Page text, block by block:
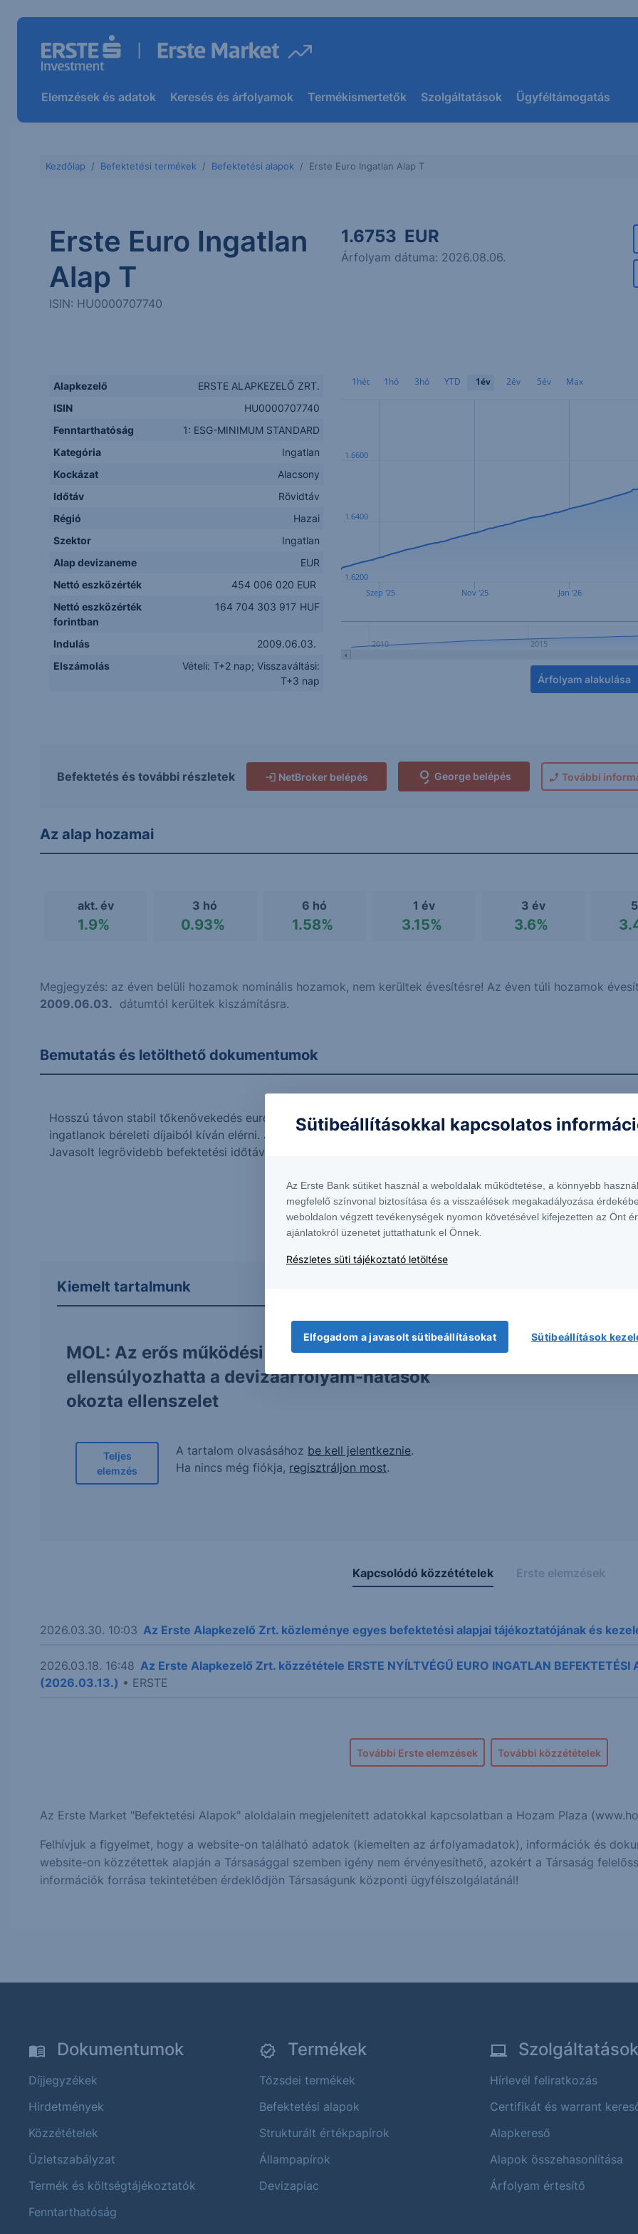
Elemzések és adatok Keresés és árfolyamok Termékismertetők Szolgáltatások Ügyféltámogatás
Kezdőlap Befektetési termékek Befektetési alapok Erste Euro Ingatlan Alap T
Erste Euro Ingatlan
Alap T
ISIN: HU0000707740
1.6753 EUR
Árfolyam dátuma: 2026.08.06.
Alapkezelő
ERSTE ALAPKEZELŐ ZRT.
ISIN
HU0000707740
Fenntarthatóság
1: ESG-MINIMUM STANDARD
Kategória
Ingatlan
Kockázat
Alacsony
Időtáv
Rövidtáv
Régió
Hazai
Szektor
Ingatlan
Alap devizaneme
EUR
Nettó eszközérték
454 006 020 EUR
Nettó eszközérték
forintban
164 704 303 917 HUF
Indulás
2009.06.03.
Elszámolás
Vételi: T+2 nap; Visszaváltási:
T+3 nap
1hét 1hó 3hó YTD 1év 2év 5év Max
Szep '25 Nov '25 Jan '26
2010 2015
1.6200
1.6400
1.6600
Árfolyam alakulása
Befektetés és további részletek NetBroker belépés George belépés További
Az alap hozamai
akt. év
1.9%
3 hó
0.93%
6 hó
1.58%
1 év
3.15%
3 év
3.6%
Megjegyzés: az éven belüli hozamok nominális hozamok, nem kerültek évesítésre! Az éven túli hozamok
2009.06.03. dátumtól kerültek kiszámításra.
Bemutatás és letölthető dokumentumok
Hosszú távon stabil tőkenövekedés euróban, ez az ingatlanalap fő célkitűzése, melyet elsősorban
ingatlanok béreleti díjaiból kíván elérni. Jellemző portfólió: ingatlanok, államkötvények, bankbetét.
Javasolt legrövidebb befektetési időtáv: 1 év.
Kiemelt tartalmunk
MOL: Az erős működési teljesítmény
ellensúlyozhatta a devizaárfolyam-hatások
okozta ellenszelet
Teljes
elemzés
A tartalom olvasásához be kell jelentkeznie.
Ha nincs még fiókja, regisztráljon most.
Kapcsolódó közzétételek Erste elemzések
2026.03.30. 10:03 Az Erste Alapkezelő Zrt. közleménye egyes befektetési alapjai tájékoztatójának és
2026.03.18. 16:48 Az Erste Alapkezelő Zrt. közzététele ERSTE NYÍLTVÉGŰ EURO INGATLAN
(2026.03.13.) • ERSTE
További Erste elemzések További közzétételek
Az Erste Market "Befektetési Alapok" aloldalain megjelenített adatokkal kapcsolatban a Hozam Plaza
Felhívjuk a figyelmet, hogy a website-on található adatok (kiemelten az árfolyamadatok), információk és
website-on közzétettek alapján a Társasággal szemben igény nem érvényesíthető, azokért a Társaság
információk forrása tekintetében érdeklődjön Társaságunk központi ügyfélszolgálatánál!
Dokumentumok
Díjjegyzékek
Hirdetmények
Közzétételek
Üzletszabályzat
Termék és költségtájékoztatók
Fenntarthatóság
Termékek
Tőzsdei termékek
Befektetési alapok
Strukturált értékpapírok
Állampapírok
Devizapiac
Szolgáltatások
Hírlevél feliratkozás
Certifikát és warrant
Alapkereső
Alapok összehasonlítása
Árfolyam értesítő
Sütibeállításokkal kapcsolatos
Az Erste Bank sütiket használ a weboldalak működtetése, a könnyebb
megfelelő színvonal biztosítása és a visszaélések megakadályozása
weboldalon végzett tevékenységek nyomon követésével kifejezetten az Önt
ajánlatokról üzenetet juttathatunk el Önnek.
Részletes süti tájékoztató letöltése
Elfogadom a javasolt sütibeállításokat Sütibeállítások